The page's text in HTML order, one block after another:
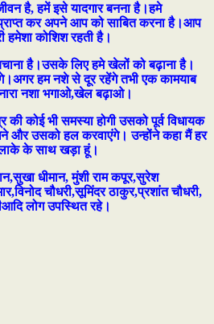
है, हमें इसे यादगार बनना है।हमे
कर अपने आप को साबित करना है।आप
हमेशा कोशिश रहती है।
है।उसके लिए हमे खेलों को बढ़ाना है।
हम नशे से दूर रहेंगे तभी एक कामयाब
नशा भगाओ,खेल बढ़ाओ।
की कोई भी समस्या होगी उसको पूर्व विधायक
और उसको हल करवाएंगे। उन्होंने कहा मैं हर
के साथ खड़ा हूं।
धीमान, मुंशी राम कपूर,सुरेश
चौधरी,सूमिंदर ठाकुर,प्रशांत चौधरी,
लोग उपस्थित रहे।